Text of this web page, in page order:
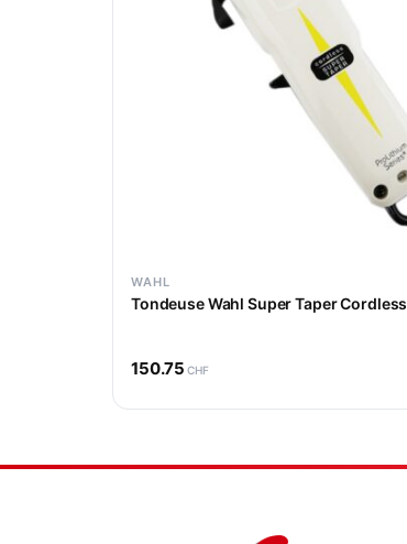
WAHL
Tondeuse Wahl Super Taper Cordless
150.75 CHF